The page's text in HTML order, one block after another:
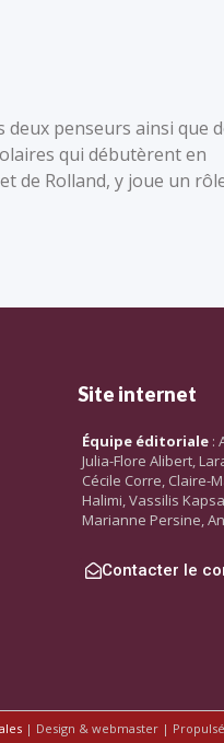
penseurs ainsi que
qui débutèrent en
de Rolland, y joue un
Site internet
Équipe éditoriale :
Julia-Flore Alibert,
Cécile Corre, Claire-
Halimi, Vassilis
Marianne Persine,
Contacter le
| Design & webmaster |